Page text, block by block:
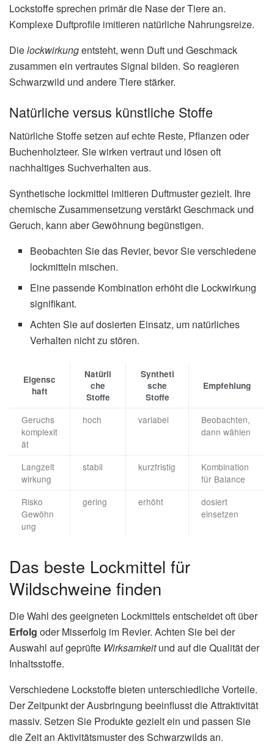
Lockstoffe sprechen primär die Nase der Tiere an.
Komplexe Duftprofile imitieren natürliche Nahrungsreize.
Dielockwirkungentsteht, wenn Duft und Geschmack
zusammen ein vertrautes Signal bilden. So reagieren
Schwarzwild und andere Tiere stärker.
Natürliche versus künstliche Stoffe
Natürliche Stoffe setzen auf echte Reste, Pflanzen oder
Buchenholzteer. Sie wirken vertraut und lösen oft
nachhaltiges Suchverhalten aus.
Synthetische lockmittel imitieren Duftmuster gezielt. Ihre
chemische Zusammensetzung verstärkt Geschmack und
Geruch, kann aber Gewöhnung begünstigen.
Beobachten Sie das Revier, bevor Sie verschiedene
lockmitteln mischen.
Eine passende Kombination erhöht die Lockwirkung
signifikant.
Achten Sie auf dosierten Einsatz, um natürliches
Verhalten nicht zu stören.
Eigensc
haft
Natürli
che
Stoffe
Syntheti
sche
Stoffe
Empfehlung
Geruchs
komplexit
ät
hoch variabel
Beobachten,
dann wählen
Langzeit
wirkung
stabil kurzfristig
Kombination
für Balance
Risko
Gewöhn
ung
gering erhöht
dosiert
einsetzen
Das beste Lockmittel für
Wildschweine finden
Die Wahl des geeigneten Lockmittels entscheidet oft über
Erfolg oder Misserfolg im Revier. Achten Sie bei der
Auswahl auf geprüfte Wirksamkeitund auf die Qualität der
Inhaltsstoffe.
Verschiedene Lockstoffe bieten unterschiedliche Vorteile.
Der Zeitpunkt der Ausbringung beeinflusst die Attraktivität
massiv. Setzen Sie Produkte gezielt ein und passen Sie
die Zeit an Aktivitätsmuster des Schwarzwilds an.